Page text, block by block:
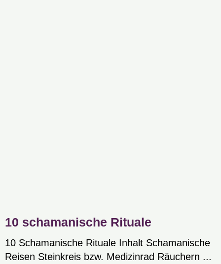
10 schamanische Rituale
10 Schamanische Rituale Inhalt Schamanische
Reisen Steinkreis bzw. Medizinrad Räuchern ...